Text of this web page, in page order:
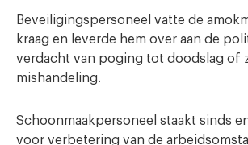
Beveiligingspersoneel vatte de
kraag en leverde hem over aan de
verdacht van poging tot doodslag of
mishandeling.
Schoonmaakpersoneel staakt sinds
voor verbetering van de